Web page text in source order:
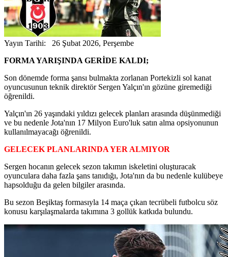
Yayın Tarihi: 26 Şubat 2026, Perşembe
FORMA YARIŞINDA GERİDE KALDI;
Son dönemde forma şansı bulmakta zorlanan Portekizli sol kanat
oyuncusunun teknik direktör Sergen Yalçın'ın gözüne giremediği
öğrenildi.
Yalçın'ın 26 yaşındaki yıldızı gelecek planları arasında düşünmediği
ve bu nedenle Jota'nın 17 Milyon Euro'luk satın alma opsiyonunun
kullanılmayacağı öğrenildi.
GELECEK PLANLARINDA YER ALMIYOR
Sergen hocanın gelecek sezon takımın iskeletini oluşturacak
oyunculara daha fazla şans tanıdığı, Jota'nın da bu nedenle kulübeye
hapsolduğu da gelen bilgiler arasında.
Bu sezon Beşiktaş formasıyla 14 maça çıkan tecrübeli futbolcu söz
konusu karşılaşmalarda takımına 3 gollük katkıda bulundu.